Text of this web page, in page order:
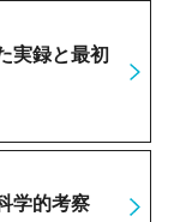
実録と最初
学的考察